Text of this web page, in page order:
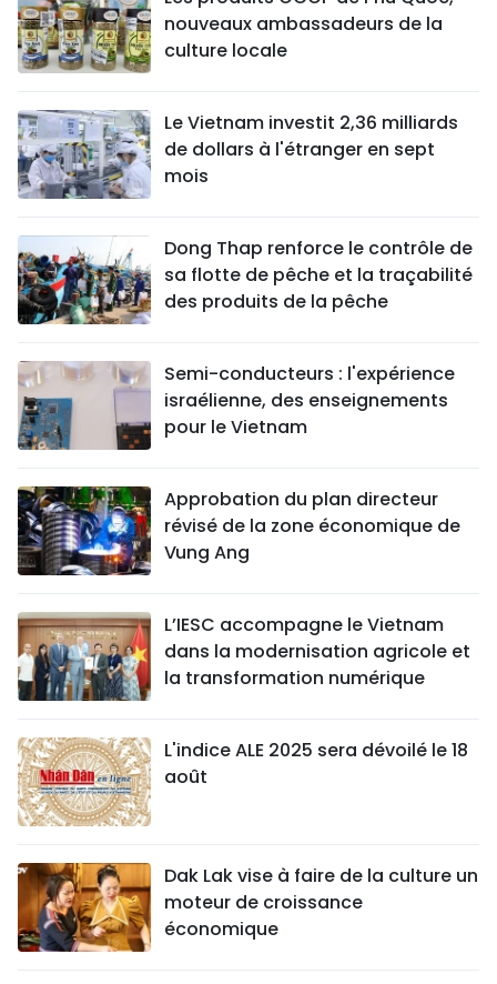
nouveaux ambassadeurs de la
culture locale
Le Vietnam investit 2,36 milliards
de dollars à l'étranger en sept
mois
Dong Thap renforce le contrôle de
sa flotte de pêche et la traçabilité
des produits de la pêche
Semi-conducteurs : l'expérience
israélienne, des enseignements
pour le Vietnam
Approbation du plan directeur
révisé de la zone économique de
Vung Ang
L’IESC accompagne le Vietnam
dans la modernisation agricole et
la transformation numérique
L'indice ALE 2025 sera dévoilé le 18
août
Dak Lak vise à faire de la culture un
moteur de croissance
économique